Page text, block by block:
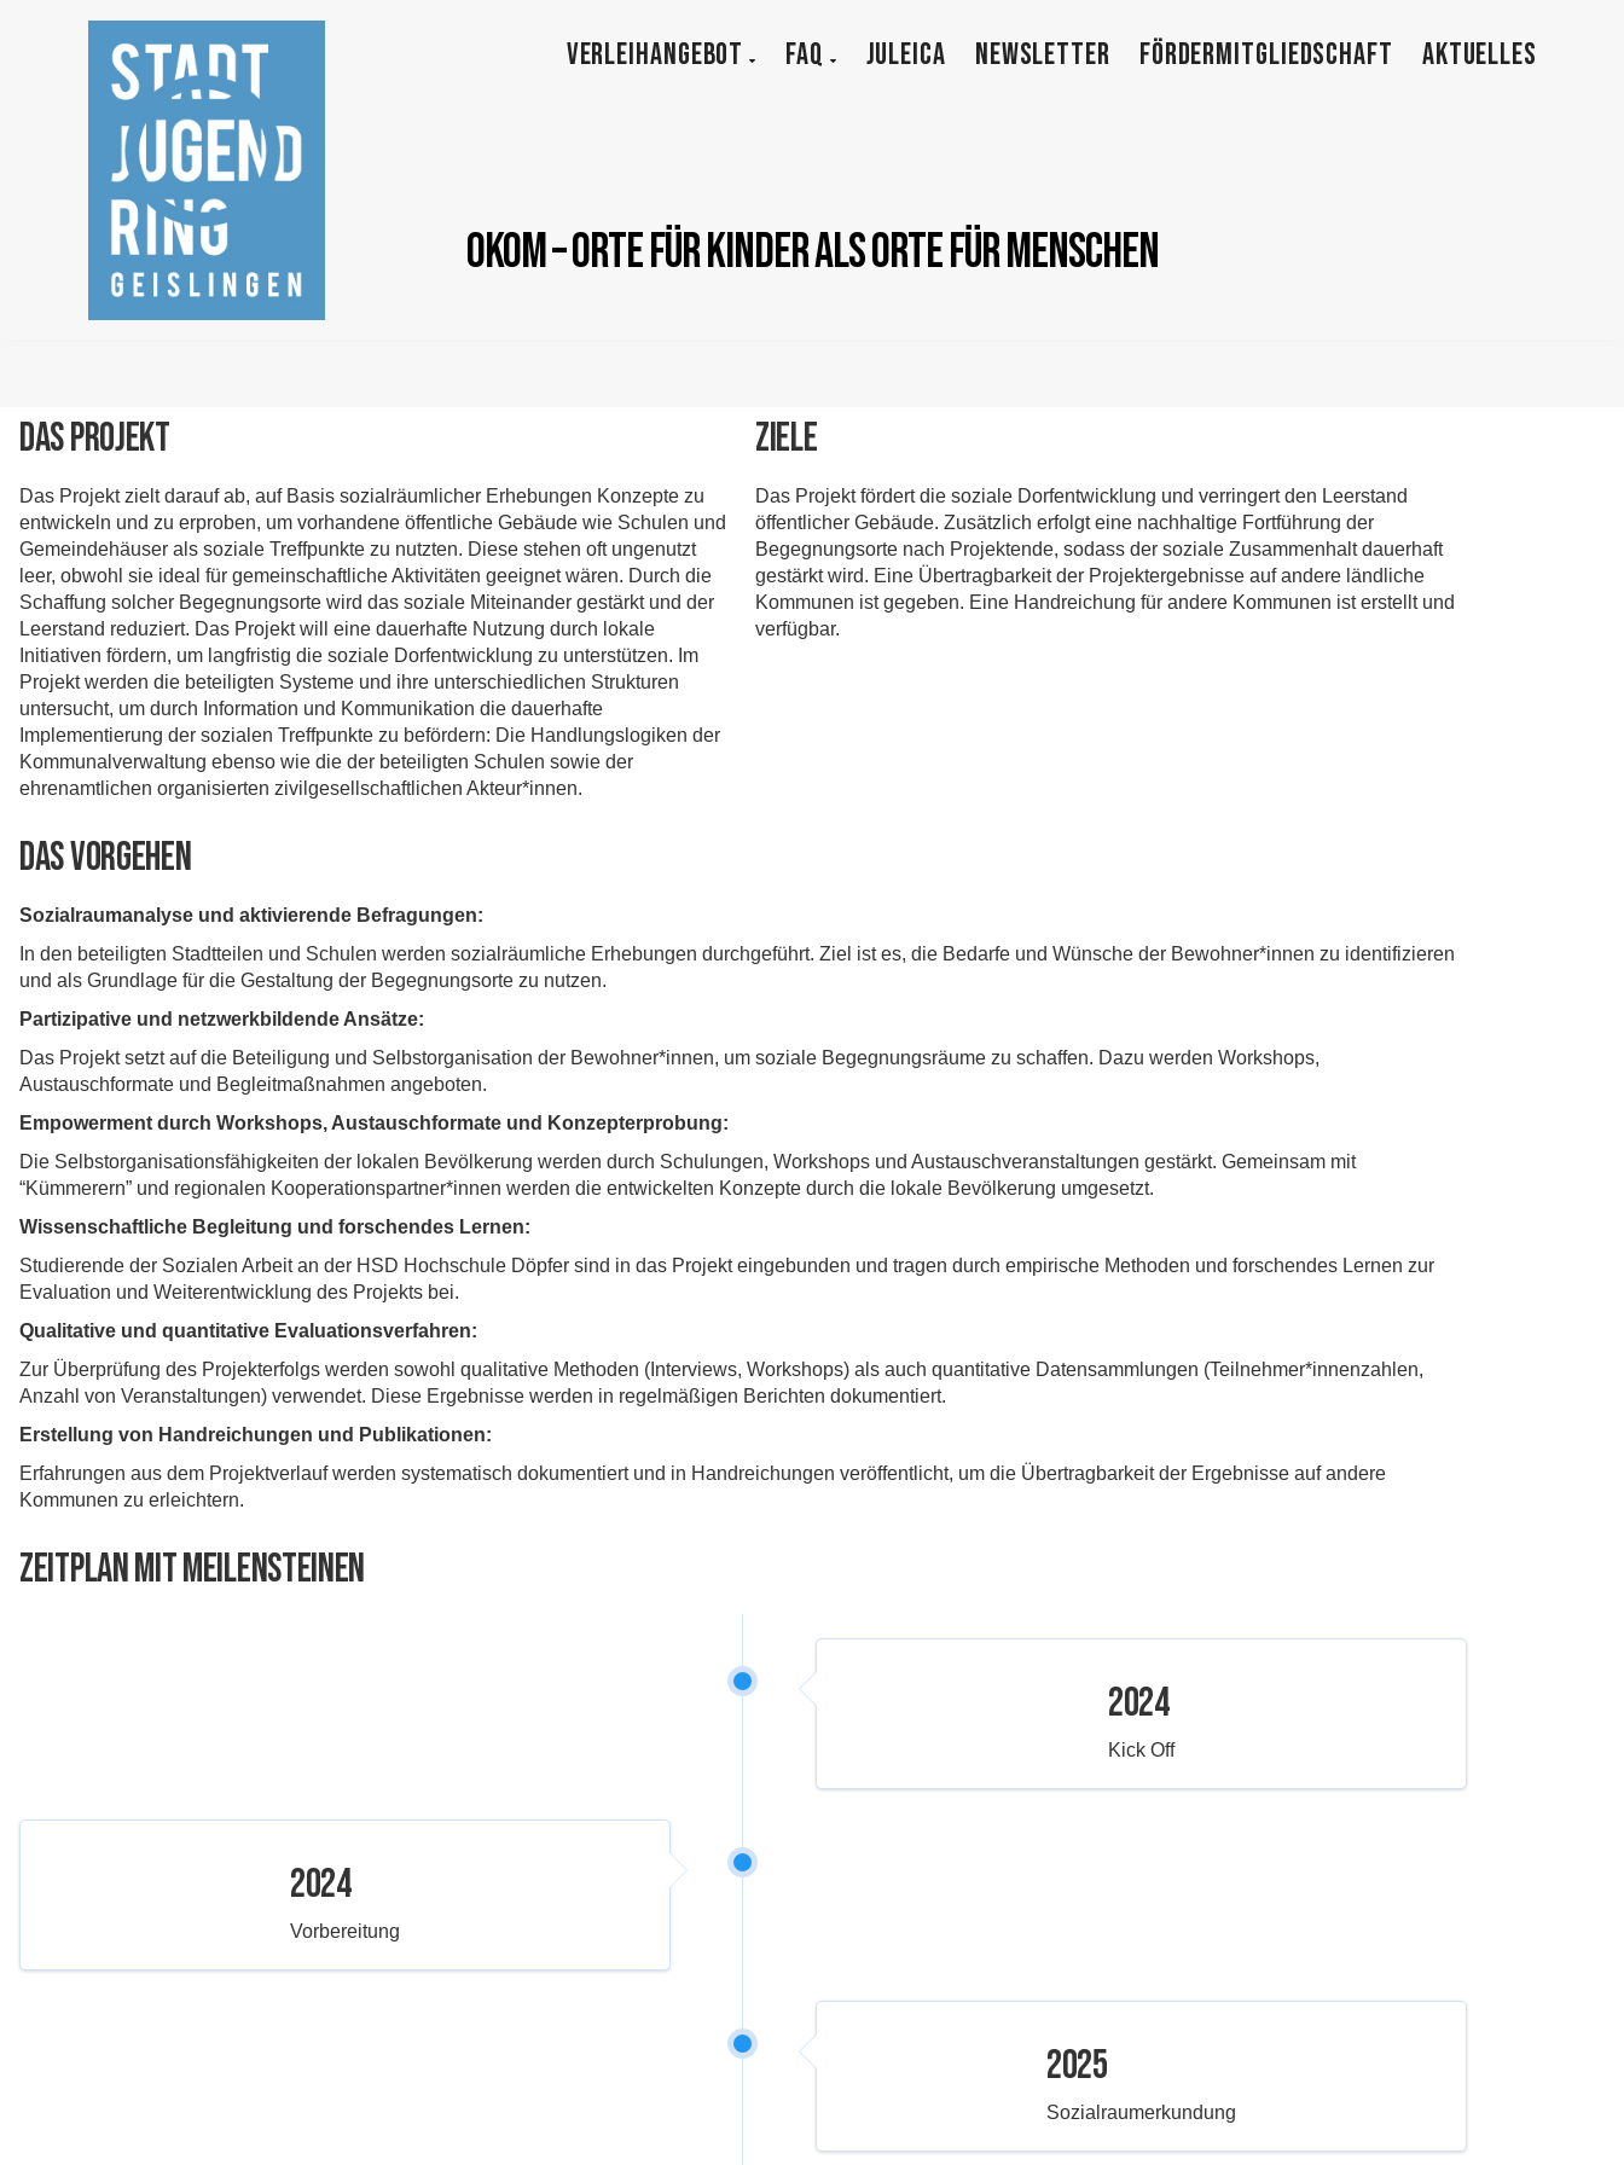
VERLEIHANGEBOT FAQ JULEICA NEWSLETTER FÖRDERMITGLIEDSCHAFT AKTUELLES
OKOM – Orte für Kinder als Orte für Menschen
Das Projekt
Das Projekt zielt darauf ab, auf Basis sozialräumlicher Erhebungen Konzepte zu
entwickeln und zu erproben, um vorhandene öffentliche Gebäude wie Schulen und
Gemeindehäuser als soziale Treffpunkte zu nutzten. Diese stehen oft ungenutzt
leer, obwohl sie ideal für gemeinschaftliche Aktivitäten geeignet wären. Durch die
Schaffung solcher Begegnungsorte wird das soziale Miteinander gestärkt und der
Leerstand reduziert. Das Projekt will eine dauerhafte Nutzung durch lokale
Initiativen fördern, um langfristig die soziale Dorfentwicklung zu unterstützen. Im
Projekt werden die beteiligten Systeme und ihre unterschiedlichen Strukturen
untersucht, um durch Information und Kommunikation die dauerhafte
Implementierung der sozialen Treffpunkte zu befördern: Die Handlungslogiken der
Kommunalverwaltung ebenso wie die der beteiligten Schulen sowie der
ehrenamtlichen organisierten zivilgesellschaftlichen Akteur*innen.
Ziele
Das Projekt fördert die soziale Dorfentwicklung und verringert den Leerstand
öffentlicher Gebäude. Zusätzlich erfolgt eine nachhaltige Fortführung der
Begegnungsorte nach Projektende, sodass der soziale Zusammenhalt dauerhaft
gestärkt wird. Eine Übertragbarkeit der Projektergebnisse auf andere ländliche
Kommunen ist gegeben. Eine Handreichung für andere Kommunen ist erstellt und
verfügbar.
Das Vorgehen
Sozialraumanalyse und aktivierende Befragungen:
In den beteiligten Stadtteilen und Schulen werden sozialräumliche Erhebungen durchgeführt. Ziel ist es, die Bedarfe und Wünsche der Bewohner*innen zu identifizieren
und als Grundlage für die Gestaltung der Begegnungsorte zu nutzen.
Partizipative und netzwerkbildende Ansätze:
Das Projekt setzt auf die Beteiligung und Selbstorganisation der Bewohner*innen, um soziale Begegnungsräume zu schaffen. Dazu werden Workshops,
Austauschformate und Begleitmaßnahmen angeboten.
Empowerment durch Workshops, Austauschformate und Konzepterprobung:
Die Selbstorganisationsfähigkeiten der lokalen Bevölkerung werden durch Schulungen, Workshops und Austauschveranstaltungen gestärkt. Gemeinsam mit
“Kümmerern” und regionalen Kooperationspartner*innen werden die entwickelten Konzepte durch die lokale Bevölkerung umgesetzt.
Wissenschaftliche Begleitung und forschendes Lernen:
Studierende der Sozialen Arbeit an der HSD Hochschule Döpfer sind in das Projekt eingebunden und tragen durch empirische Methoden und forschendes Lernen zur
Evaluation und Weiterentwicklung des Projekts bei.
Qualitative und quantitative Evaluationsverfahren:
Zur Überprüfung des Projekterfolgs werden sowohl qualitative Methoden (Interviews, Workshops) als auch quantitative Datensammlungen (Teilnehmer*innenzahlen,
Anzahl von Veranstaltungen) verwendet. Diese Ergebnisse werden in regelmäßigen Berichten dokumentiert.
Erstellung von Handreichungen und Publikationen:
Erfahrungen aus dem Projektverlauf werden systematisch dokumentiert und in Handreichungen veröffentlicht, um die Übertragbarkeit der Ergebnisse auf andere
Kommunen zu erleichtern.
Zeitplan mit Meilensteinen
2024
Kick Off
2024
Vorbereitung
2025
Sozialraumerkundung